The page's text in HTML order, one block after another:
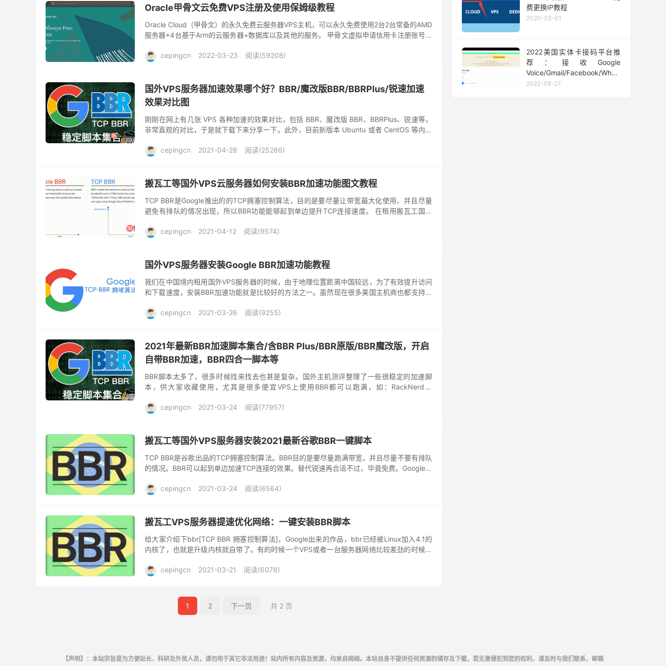
Oracle甲骨文云免费VPS注册及使用保姆级教程
Oracle Cloud（甲骨文）的永久免费云服务器VPS主机，可以永久免费使用2台2台常备的AMD
服务器+4台基于Arm的云服务器+数据库以及其他的服务。 甲骨文虚拟申请信用卡注册账号，
cepingcn
2022-03-23 阅读(59208)
国外VPS服务器加速效果哪个好？BBR/魔改版BBR/BBRPlus/锐速加速
效果对比图
刚刚在网上有几张 VPS 各种加速的效果对比，包括 BBR、魔改版 BBR、BBRPlus、锐速等，
非常直观的对比，于是就下载下来分享一下。此外，目前新版本 Ubuntu 或者 CentOS 等内核
cepingcn
2021-04-28 阅读(25286)
搬瓦工等国外VPS云服务器如何安装BBR加速功能图文教程
TCP BBR是Google推出的的TCP拥塞控制算法，目的是要尽量让带宽最大化使用，并且尽量
避免有排队的情况出现，所以BBR功能能够起到单边提升TCP连接速度。 在租用搬瓦工国外
cepingcn
2021-04-12 阅读(9574)
国外VPS服务器安装Google BBR加速功能教程
我们在中国境内租用国外VPS服务器的时候，由于地理位置距离中国较远，为了有效提升访问
和下载速度，安装BBR加速功能就是比较好的方法之一。虽然现在很多美国主机商也都支持一
cepingcn
2021-03-26 阅读(9255)
2021年最新BBR加速脚本集合/含BBR Plus/BBR原版/BBR魔改版，开启
自带BBR加速，BBR四合一脚本等
BBR脚本太多了，很多时候找来找去也甚是复杂。国外主机测评整理了一些很稳定的加速脚
本，供大家收藏使用，尤其是很多便宜VPS上使用BBR都可以跑满，如：RackNerd、
cepingcn
2021-03-24 阅读(77957)
搬瓦工等国外VPS服务器安装2021最新谷歌BBR一键脚本
TCP BBR是谷歌出品的TCP拥塞控制算法。BBR目的是要尽量跑满带宽，并且尽量不要有排队
的情况。BBR可以起到单边加速TCP连接的效果。替代锐速再合适不过，毕竟免费。Google提
cepingcn
2021-03-24 阅读(6564)
搬瓦工VPS服务器提速优化网络：一键安装BBR脚本
给大家介绍下bbr[TCP BBR 拥塞控制算法]，Google出来的作品，bbr已经被Linux加入4.1的
内核了，也就是升级内核就自带了。有的时候一个VPS或者一台服务器网络比较差劲的时候我
cepingcn
2021-03-21 阅读(6078)
1 2 下一页 共 2 页
费更换IP教程
2020-02-01
2022美国实体卡接码平台推
荐：接收Google
Voice/Gmail/Facebook/Whatsapp
等短信验证码
2022-08-27
【声明】：本站宗旨是为方便站长、科研及外贸人员，请勿用于其它非法用途！站内所有内容及资源，均来自网络。本站自身不提供任何资源的储存及下载，若无意侵犯到您的权利，请及时与我们联系，邮箱